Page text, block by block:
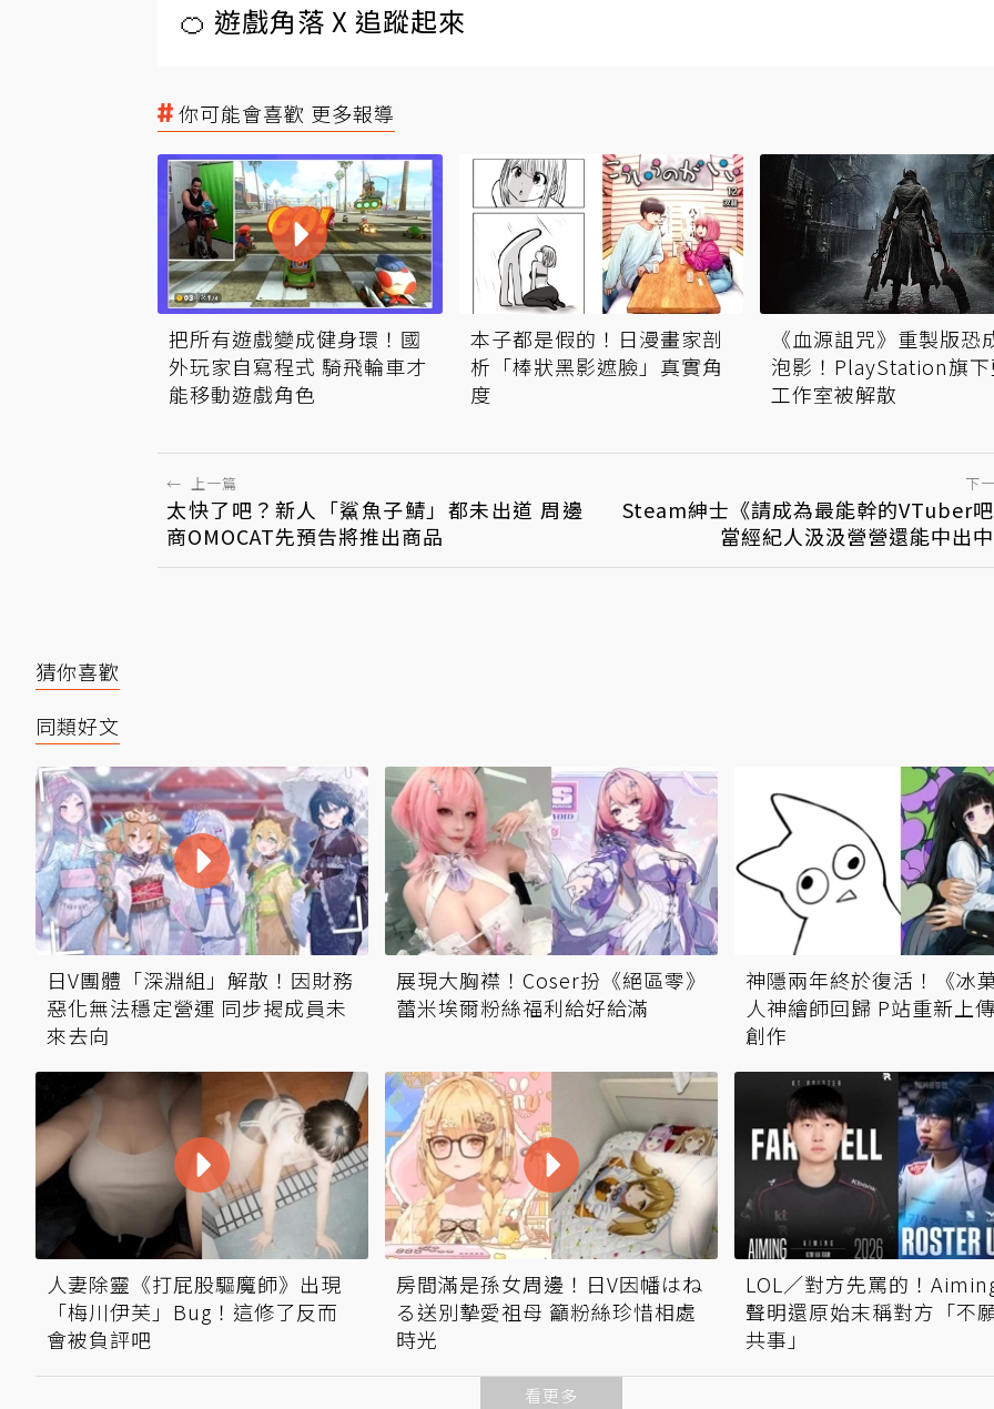
🍊 遊戲角落 X 追蹤起來
你可能會喜歡 更多報導
把所有遊戲變成健身環！國
外玩家自寫程式 騎飛輪車才
能移動遊戲角色
本子都是假的！日漫畫家剖
析「棒狀黑影遮臉」真實角
度
《血源詛咒》重製版恐
泡影！PlayStation旗下
工作室被解散
← 上一篇
太快了吧？新人「鯊魚子鯖」都未出道 周邊
商OMOCAT先預告將推出商品
下
Steam紳士《請成為最能幹的VTuber吧
當經紀人汲汲營營還能中出
猜你喜歡
同類好文
日V團體「深淵組」解散！因財務
惡化無法穩定營運 同步揭成員未
來去向
展現大胸襟！Coser扮《絕區零》
蕾米埃爾粉絲福利給好給滿
神隱兩年終於復活！《冰
人神繪師回歸 P站重新上
創作
人妻除靈《打屁股驅魔師》出現
「梅川伊芙」Bug！這修了反而
會被負評吧
房間滿是孫女周邊！日V因幡はね
る送別摯愛祖母 籲粉絲珍惜相處
時光
LOL／對方先罵的！
聲明還原始末稱對方「不
共事」
看更多